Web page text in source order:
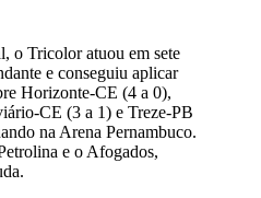
o Tricolor atuou em sete
e conseguiu aplicar
Horizonte-CE (4 a 0),
CE (3 a 1) e Treze-PB
na Arena Pernambuco.
e o Afogados,